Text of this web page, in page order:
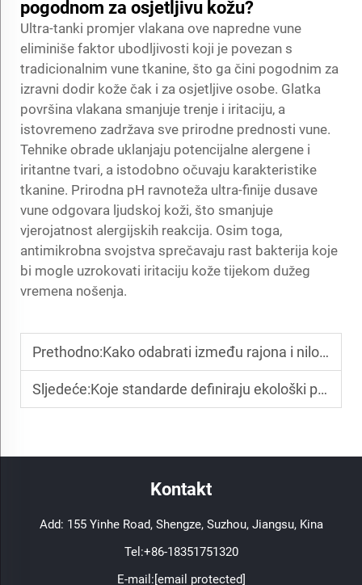
pogodnom za osjetljivu kožu?
Ultra-tanki promjer vlakana ove napredne vune
eliminiše faktor ubodljivosti koji je povezan s
tradicionalnim vune tkanine, što ga čini pogodnim za
izravni dodir kože čak i za osjetljive osobe. Glatka
površina vlakana smanjuje trenje i iritaciju, a
istovremeno zadržava sve prirodne prednosti vune.
Tehnike obrade uklanjaju potencijalne alergene i
iritantne tvari, a istodobno očuvaju karakteristike
tkanine. Prirodna pH ravnoteža ultra-finije dusave
vune odgovara ljudskoj koži, što smanjuje
vjerojatnost alergijskih reakcija. Osim toga,
antimikrobna svojstva sprečavaju rast bakterija koje
bi mogle uzrokovati iritaciju kože tijekom dužeg
vremena nošenja.
Prethodno:Kako odabrati između rajona i nilona za različite tekstilne primjene
Sljedeće:Koje standarde definiraju ekološki prihvatljivu tkaninu za vrhunsku odjeću?
Kontakt
Add: 155 Yinhe Road, Shengze, Suzhou, Jiangsu, Kina
Tel:+86-18351751320
E-mail:[email protected]